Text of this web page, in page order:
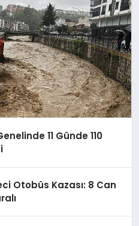
11 Günde 110
Otobüs Kazası: 8 Can